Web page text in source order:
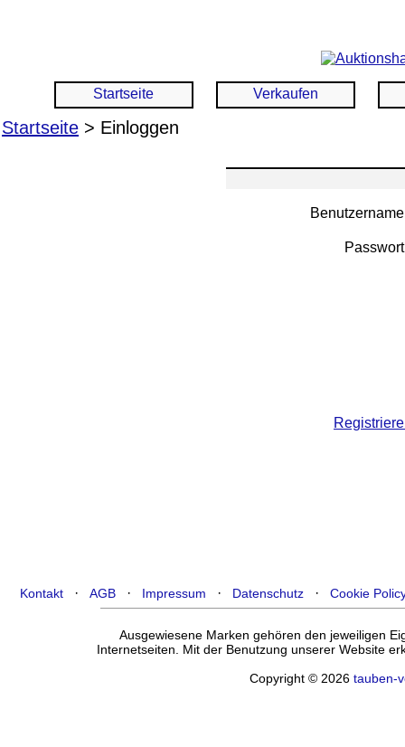
Startseite Verkaufen
Startseite > Einloggen
Kontakt ·AGB · Impressum · Datenschutz ·Cookie
Ausgewiesene Marken gehören den jeweiligen
Internetseiten. Mit der Benutzung unserer Website
Copyright © 2026tauben-